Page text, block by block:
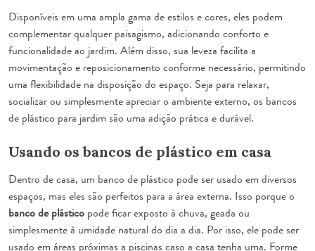
Disponíveis em uma ampla gama de estilos e cores, eles podem
complementar qualquer paisagismo, adicionando conforto e
funcionalidade ao jardim. Além disso, sua leveza facilita a
movimentação e reposicionamento conforme necessário, permitindo
uma flexibilidade na disposição do espaço. Seja para relaxar,
socializar ou simplesmente apreciar o ambiente externo, os bancos
de plástico para jardim são uma adição prática e durável.
Usando os bancos de plástico em casa
Dentro de casa, um banco de plástico pode ser usado em diversos
espaços, mas eles são perfeitos para a área externa. Isso porque o
banco de plástico pode ficar exposto à chuva, geada ou
simplesmente à umidade natural do dia a dia. Por isso, ele pode ser
usado em áreas próximas a piscinas caso a casa tenha uma. Forme